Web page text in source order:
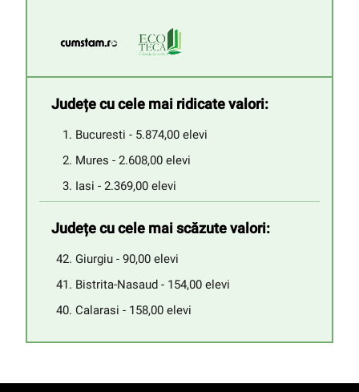
Județe cu cele mai ridicate valori:
Bucuresti - 5.874,00 elevi
Mures - 2.608,00 elevi
Iasi - 2.369,00 elevi
Județe cu cele mai scăzute valori:
Giurgiu - 90,00 elevi
Bistrita-Nasaud - 154,00 elevi
Calarasi - 158,00 elevi